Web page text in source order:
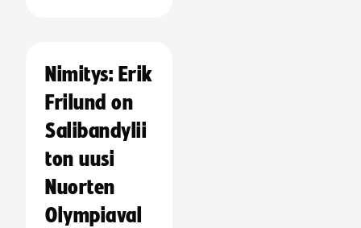
Nimitys: Erik
Frilund on
Salibandylii
ton uusi
Nuorten
Olympiaval